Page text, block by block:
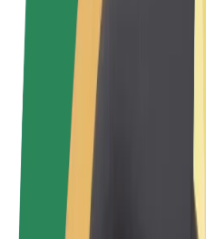
Uvjeti i odredbe
Privatnost
Kolačići
© 2026 Bolt Technology OÜ
Proizvodi
Vožnje